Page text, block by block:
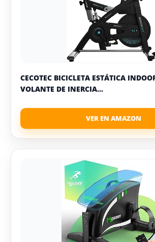
CECOTEC BICICLETA ESTÁTICA
VOLANTE DE INERCIA...